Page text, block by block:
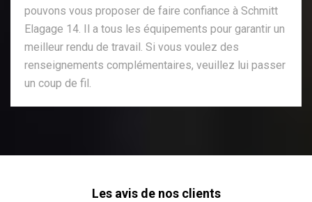
pouvons vous proposer de faire confiance à Schmitt
Elagage 14. Il a tous les équipements pour garantir un
meilleur rendu de travail. Si vous voulez des
renseignements complémentaires, veuillez lui passer
un coup de fil.
Les avis de nos clients